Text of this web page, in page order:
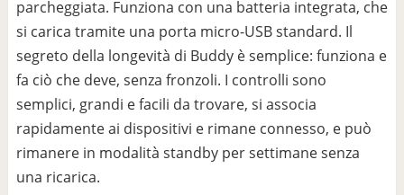
parcheggiata. Funziona con una batteria integrata, che
si carica tramite una porta micro-USB standard. Il
segreto della longevità di Buddy è semplice: funziona e
fa ciò che deve, senza fronzoli. I controlli sono
semplici, grandi e facili da trovare, si associa
rapidamente ai dispositivi e rimane connesso, e può
rimanere in modalità standby per settimane senza
una ricarica.